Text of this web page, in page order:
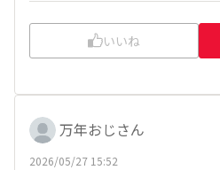
いいね
万年おじさん
2026/05/27 15:52